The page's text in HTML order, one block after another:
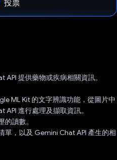
投票
提供藥物或疾病相關資訊。
ML Kit 的文字辨識功能，從圖片中
進行處理及擷取資訊。
讀數。
單，以及 Gemini Chat API 產生的相